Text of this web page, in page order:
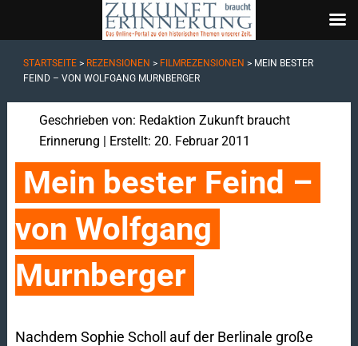
STARTSEITE> REZENSIONEN > FILMREZENSIONEN > MEIN BESTER
FEIND – VON WOLFGANG MURNBERGER
Geschrieben von: Redaktion Zukunft braucht
Erinnerung | Erstellt: 20. Februar 2011
Mein bester Feind –
von Wolfgang
Murnberger
Nachdem Sophie Scholl auf der Berlinale große